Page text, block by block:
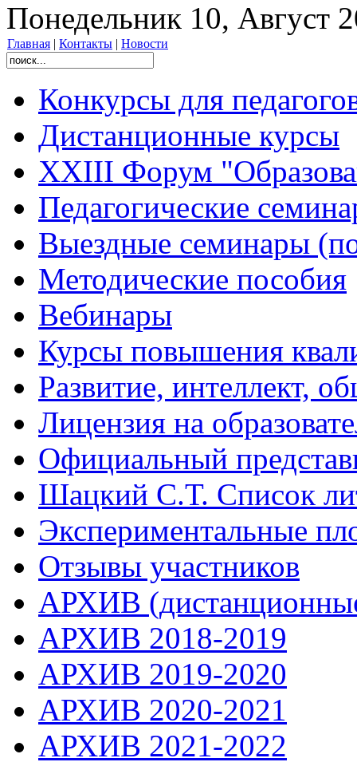
Понедельник 10, Август
Главная | Контакты | Новости
Конкурсы для
Дистанционные курсы
XXIII Форум
Педагогические
Выездные семинары
Методические пособия
Вебинары
Курсы повышения
Развитие, интеллект,
Лицензия на
Официальный
Шацкий С.Т. Список
Экспериментальные
Отзывы участников
АРХИВ
АРХИВ 2018-2019
АРХИВ 2019-2020
АРХИВ 2020-2021
АРХИВ 2021-2022